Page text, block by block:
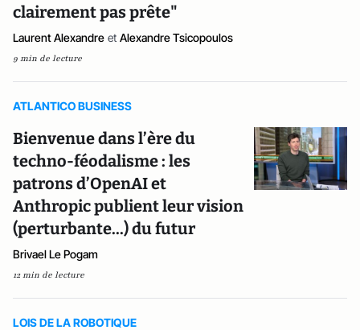
clairement pas prête"
Laurent Alexandre et Alexandre Tsicopoulos
9 min de lecture
ATLANTICO BUSINESS
Bienvenue dans l’ère du
techno-féodalisme : les
patrons d’OpenAI et
Anthropic publient leur vision
(perturbante...) du futur
Brivael Le Pogam
12 min de lecture
LOIS DE LA ROBOTIQUE